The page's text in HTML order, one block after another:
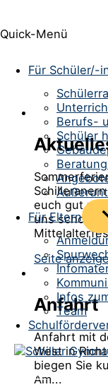
Quick-Menü
Für Schüler/-
Berufs-
Schüler
Für Eltern
Infos
Team
euch gut
uns schon
Seite
Anfahrt
Anfahrt mit
West in
biegen Sie
Am...